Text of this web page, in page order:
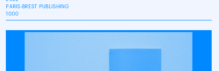
PARIS-BREST PUBLISHING
1000